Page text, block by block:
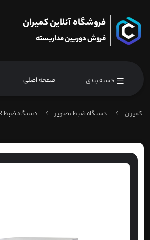
فروشگاه آنلاین کمیران
فروش دوربین مداربسته
دسته بندی صفحه اصلی
کمیران دستگاه ضبط تصاویر دستگاه ضبط NVR